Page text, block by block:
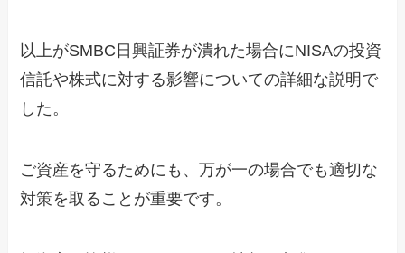
以上がSMBC日興証券が潰れた場合にNISAの投資
信託や株式に対する影響についての詳細な説明で
した。
ご資産を守るためにも、万が一の場合でも適切な
対策を取ることが重要です。